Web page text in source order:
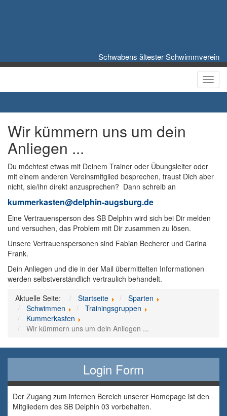
Schwabens ältester Schwimmverein
Wir kümmern uns um dein
Anliegen ...
Du möchtest etwas mit Deinem Trainer oder Übungsleiter oder
mit einem anderen Vereinsmitglied besprechen, traust Dich aber
nicht, sie/ihn direkt anzusprechen? Dann schreib an
kummerkasten@delphin-augsburg.de
Eine Vertrauensperson des SB Delphin wird sich bei Dir melden
und versuchen, das Problem mit Dir zusammen zu lösen.
Unsere Vertrauenspersonen sind Fabian Becherer und Carina
Frank.
Dein Anliegen und die in der Mail übermittelten Informationen
werden selbstverständlich vertraulich behandelt.
Aktuelle Seite:
Startseite
Sparten
Schwimmen
Trainingsgruppen
Kummerkasten
Wir kümmern uns um dein Anliegen ...
Login Form
Der Zugang zum internen Bereich unserer Homepage ist den
Mitgliedern des SB Delphin 03 vorbehalten.